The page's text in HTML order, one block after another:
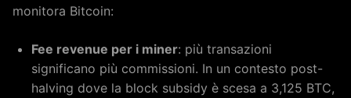
monitora Bitcoin:
Fee revenue per i miner: più transazioni
significano più commissioni. In un contesto post-
halving dove la block subsidy è scesa a 3,125 BTC,